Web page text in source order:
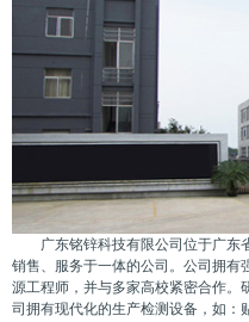
广东铭锌科技有限公司位于广东
销售、服务于一体的公司。公司拥有
源工程师，并与多家高校紧密合作。
司拥有现代化的生产检测设备，如：